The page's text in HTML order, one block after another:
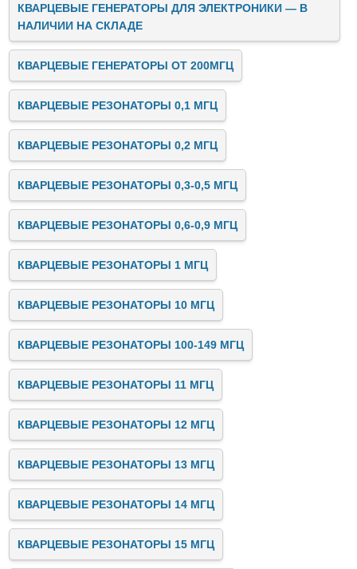
КВАРЦЕВЫЕ ГЕНЕРАТОРЫ ДЛЯ ЭЛЕКТРОНИКИ — В
НАЛИЧИИ НА СКЛАДЕ
КВАРЦЕВЫЕ ГЕНЕРАТОРЫ ОТ 200МГЦ
КВАРЦЕВЫЕ РЕЗОНАТОРЫ 0,1 МГЦ
КВАРЦЕВЫЕ РЕЗОНАТОРЫ 0,2 МГЦ
КВАРЦЕВЫЕ РЕЗОНАТОРЫ 0,3-0,5 МГЦ
КВАРЦЕВЫЕ РЕЗОНАТОРЫ 0,6-0,9 МГЦ
КВАРЦЕВЫЕ РЕЗОНАТОРЫ 1 МГЦ
КВАРЦЕВЫЕ РЕЗОНАТОРЫ 10 МГЦ
КВАРЦЕВЫЕ РЕЗОНАТОРЫ 100-149 МГЦ
КВАРЦЕВЫЕ РЕЗОНАТОРЫ 11 МГЦ
КВАРЦЕВЫЕ РЕЗОНАТОРЫ 12 МГЦ
КВАРЦЕВЫЕ РЕЗОНАТОРЫ 13 МГЦ
КВАРЦЕВЫЕ РЕЗОНАТОРЫ 14 МГЦ
КВАРЦЕВЫЕ РЕЗОНАТОРЫ 15 МГЦ